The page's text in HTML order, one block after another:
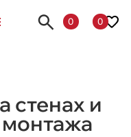
0 0
стенах и